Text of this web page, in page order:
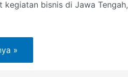
kegiatan bisnis di Jawa Tengah,
»